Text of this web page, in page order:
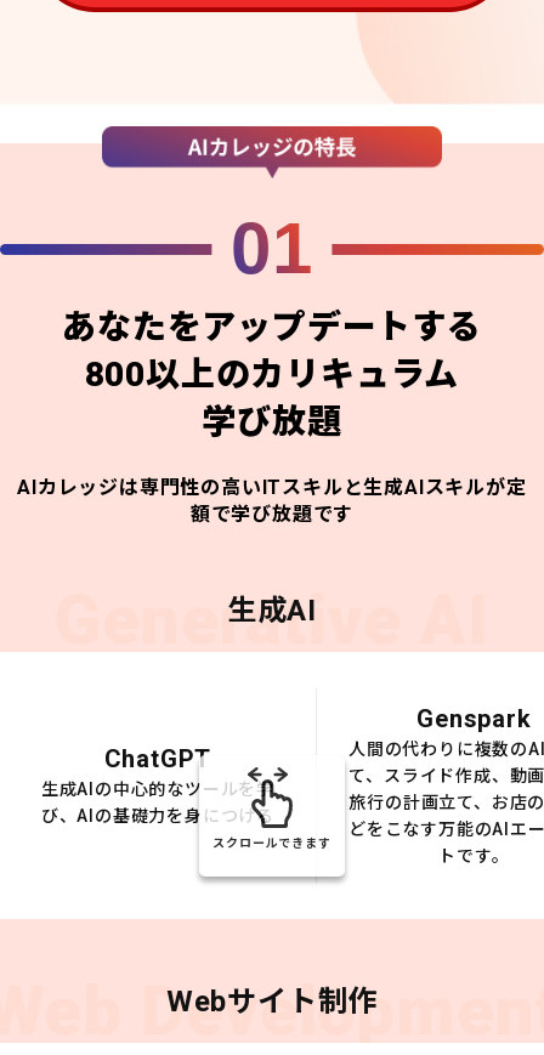
01
あなたをアップデートする
800以上のカリキュラム
学び放題
AIカレッジは専門性の高いITスキルと生成AIスキルが定
額で学び放題です
Generative AI
生成AI
ChatGPT
生成AIの中心的なツールを学
び、AIの基礎力を身につける
Genspark
人間の代わりに複数の
て、スライド作成、動
旅行の計画立て、お店
どをこなす万能のAIエ
トです。
スクロールできます
Webサイト制作